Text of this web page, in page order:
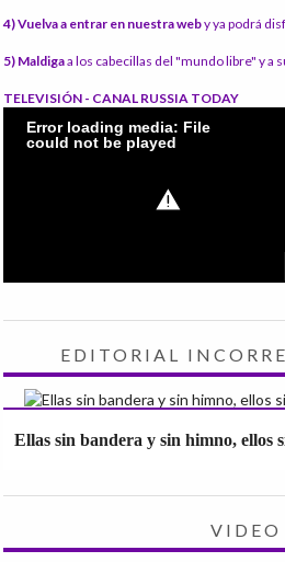
4) Vuelva a entrar en nuestra weby ya podrá
5) Maldigaa los cabecillas del "mundo libre" y a
TELEVISIÓN - CANAL RUSSIA TODAY
EDITORIAL
Ellas sin bandera y sin himno, ellos
VIDEO